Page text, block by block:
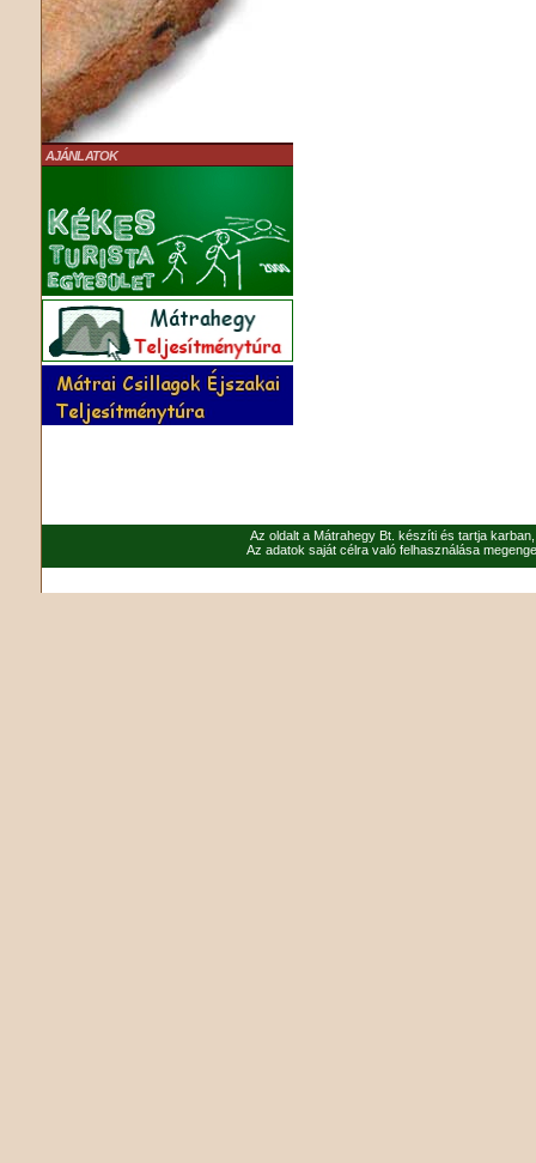
AJÁNLATOK
Az oldalt a Mátrahegy Bt. készíti és tartja
Az adatok saját célra való felhasználása